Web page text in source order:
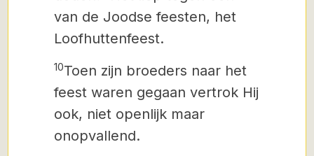
van de Joodse feesten, het
Loofhuttenfeest.
10Toen zijn broeders naar het
feest waren gegaan vertrok Hij
ook, niet openlijk maar
onopvallend.